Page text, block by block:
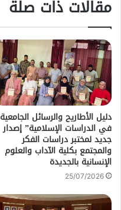
مقالات ذات صلة
دليل الأطاريح والرسائل الجامعية
في الدراسات الإسلامية” إصدار
جديد لمختبر دراسات الفكر
والمجتمع بكلية الآداب والعلوم
الإنسانية بالجديدة
25/07/2026